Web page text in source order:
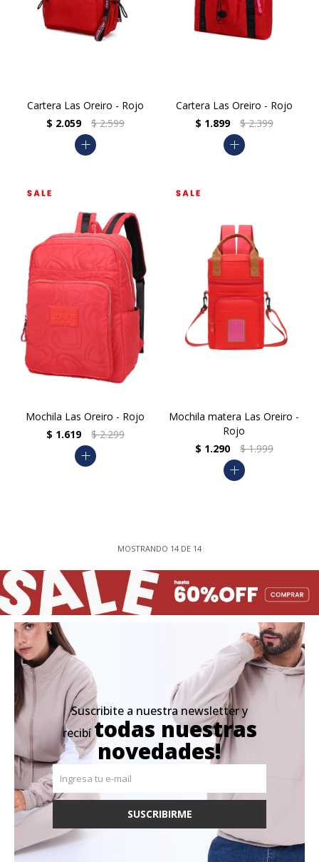
Cartera Las Oreiro - Rojo
$ 2.059 $ 2.599
add
Cartera Las Oreiro - Rojo
$ 1.899 $ 2.399
add
Mochila Las Oreiro - Rojo
$ 1.619 $ 2.299
add
Mochila matera Las Oreiro -
Rojo
$ 1.290 $ 1.999
add
MOSTRANDO 14 DE 14
Suscribite a nuestra newsletter y
recibítodas nuestras
novedades!
SUSCRIBIRME